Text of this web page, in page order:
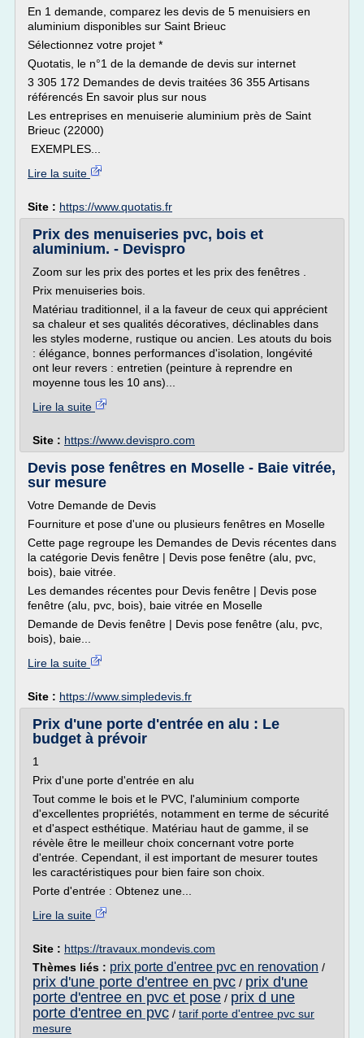
En 1 demande, comparez les devis de 5 menuisiers en
aluminium disponibles sur Saint Brieuc
Sélectionnez votre projet *
Quotatis, le n°1 de la demande de devis sur internet
3 305 172 Demandes de devis traitées 36 355 Artisans
référencés En savoir plus sur nous
Les entreprises en menuiserie aluminium près de Saint
Brieuc (22000)
EXEMPLES...
Lire la suite
Site : https://www.quotatis.fr
Prix des menuiseries pvc, bois et
aluminium. - Devispro
Zoom sur les prix des portes et les prix des fenêtres .
Prix menuiseries bois.
Matériau traditionnel, il a la faveur de ceux qui apprécient
sa chaleur et ses qualités décoratives, déclinables dans
les styles moderne, rustique ou ancien. Les atouts du bois
: élégance, bonnes performances d'isolation, longévité
ont leur revers : entretien (peinture à reprendre en
moyenne tous les 10 ans)...
Lire la suite
Site : https://www.devispro.com
Devis pose fenêtres en Moselle - Baie vitrée,
sur mesure
Votre Demande de Devis
Fourniture et pose d'une ou plusieurs fenêtres en Moselle
Cette page regroupe les Demandes de Devis récentes dans
la catégorie Devis fenêtre | Devis pose fenêtre (alu, pvc,
bois), baie vitrée.
Les demandes récentes pour Devis fenêtre | Devis pose
fenêtre (alu, pvc, bois), baie vitrée en Moselle
Demande de Devis fenêtre | Devis pose fenêtre (alu, pvc,
bois), baie...
Lire la suite
Site : https://www.simpledevis.fr
Prix d'une porte d'entrée en alu : Le
budget à prévoir
1
Prix d'une porte d'entrée en alu
Tout comme le bois et le PVC, l'aluminium comporte
d'excellentes propriétés, notamment en terme de sécurité
et d'aspect esthétique. Matériau haut de gamme, il se
révèle être le meilleur choix concernant votre porte
d'entrée. Cependant, il est important de mesurer toutes
les caractéristiques pour bien faire son choix.
Porte d'entrée : Obtenez une...
Lire la suite
Site : https://travaux.mondevis.com
Thèmes liés : prix porte d'entree pvc en renovation /
prix d'une porte d'entree en pvc / prix d'une
porte d'entree en pvc et pose / prix d une
porte d'entree en pvc / tarif porte d'entree pvc sur
mesure